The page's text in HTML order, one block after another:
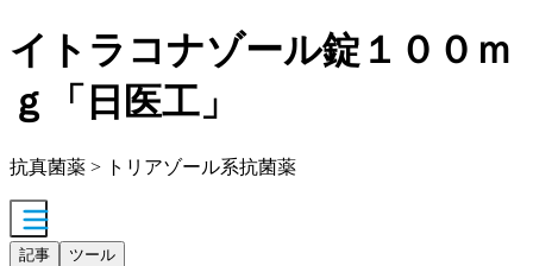
イトラコナゾール錠１００ｍ
ｇ「日医工」
抗真菌薬 > トリアゾール系抗菌薬
記事 ツール